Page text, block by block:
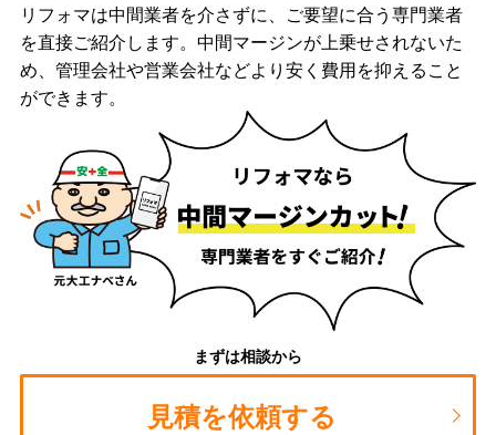
リフォマは中間業者を介さずに、ご要望に合う専門業者
を直接ご紹介します。中間マージンが上乗せされないた
め、管理会社や営業会社などより安く費用を抑えること
ができます。
まずは相談から
見積を依頼する